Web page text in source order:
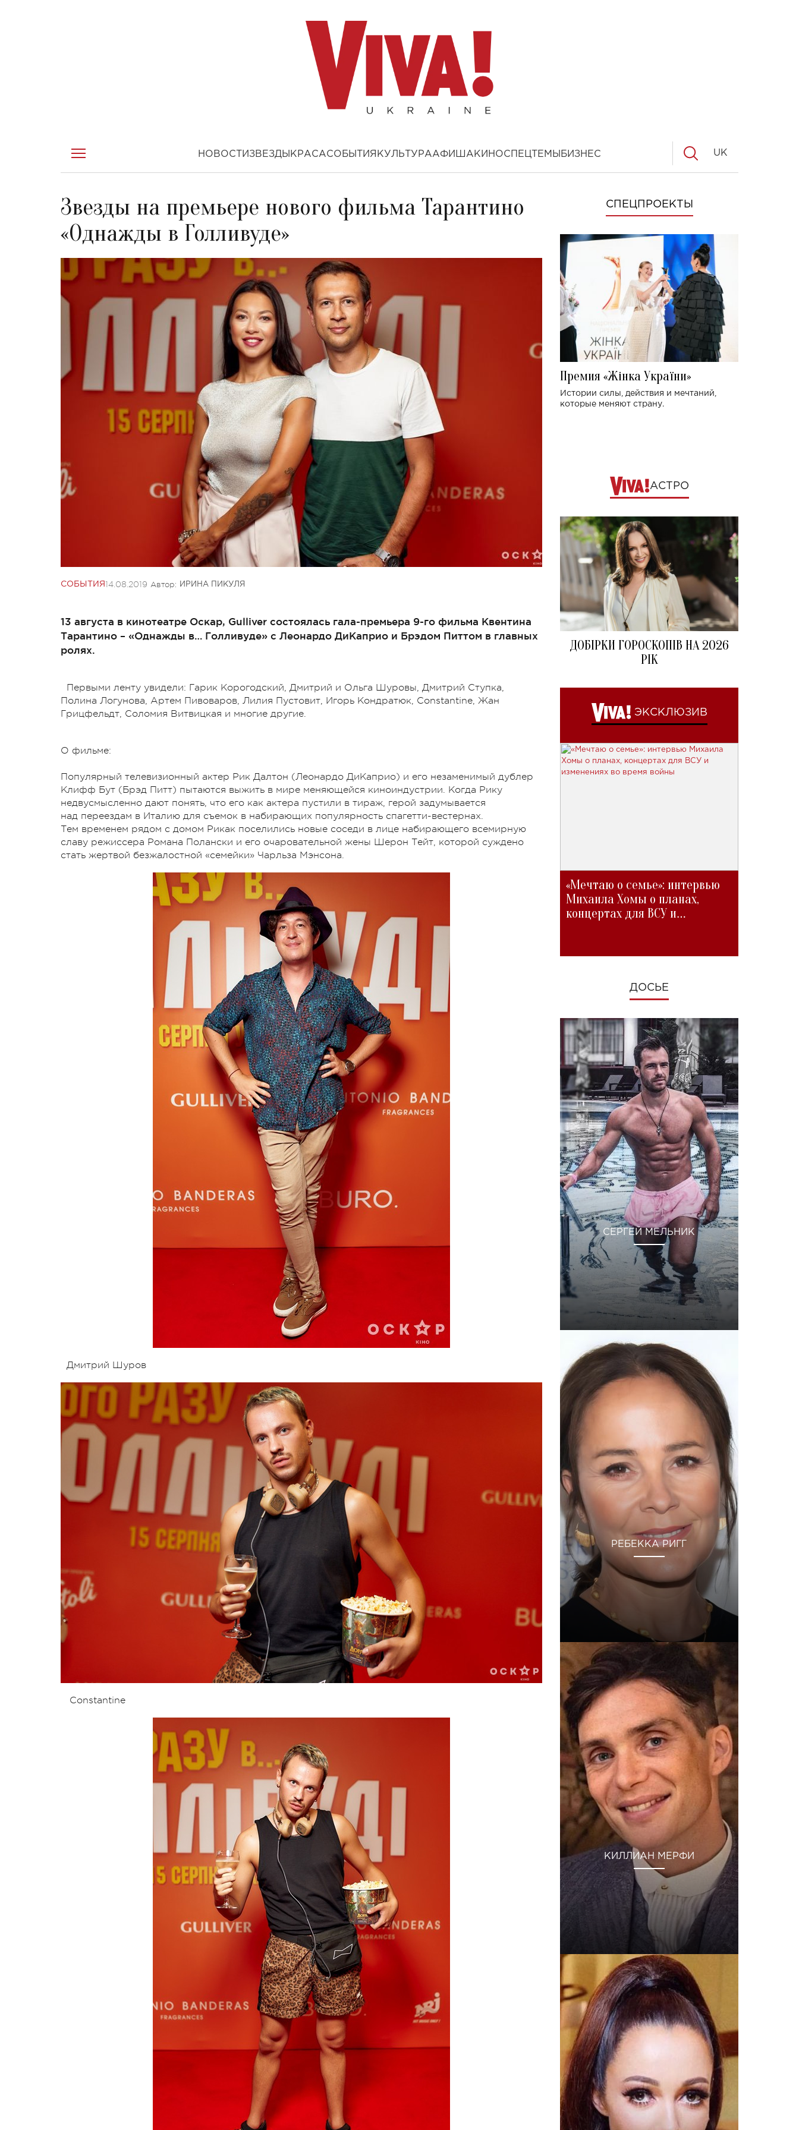
НОВОСТИ ЗВЕЗДЫ КРАСАСОБЫТИЯ КУЛЬТУРААФИША КИНОСПЕЦТЕМЫ БИЗНЕС UK
Звезды на премьере нового фильма Тарантино
«Однажды в Голливуде»
СОБЫТИЯ 14.08.2019 Автор: ИРИНА ПИКУЛЯ
13 августа в кинотеатре Оскар, Gulliver состоялась гала-премьера 9-го фильма Квентина
Тарантино – «Однажды в… Голливуде» с Леонардо ДиКаприо и Брэдом Питтом в главных
ролях.
Первыми ленту увидели: Гарик Корогодский, Дмитрий и Ольга Шуровы, Дмитрий Ступка,
Полина Логунова, Артем Пивоваров, Лилия Пустовит, Игорь Кондратюк, Constantine, Жан
Грицфельдт, Соломия Витвицкая и многие другие.
О фильме:
Популярный телевизионный актер Рик Далтон (Леонардо ДиКаприо) и его незаменимый дублер
Клифф Бут (Брэд Питт) пытаются выжить в мире меняющейся киноиндустрии. Когда Рику
недвусмысленно дают понять, что его как актера пустили в тираж, герой задумывается
над переездам в Италию для съемок в набирающих популярность спагетти-вестернах.
Тем временем рядом с домом Рикак поселились новые соседи в лице набирающего всемирную
славу режиссера Романа Полански и его очаровательной жены Шерон Тейт, которой суждено
стать жертвой безжалостной «семейки» Чарльза Мэнсона.
Дмитрий Шуров
Constantine
СПЕЦПРОЕКТЫ
Премия «Жінка України»
Истории силы, действия и мечтаний,
которые меняют страну.
АСТРО
ДОБІРКИ ГОРОСКОПІВ НА 2026
РІК
ЭКСКЛЮЗИВ
«Мечтаю о семье»: интервью
Михаила Хомы о планах,
концертах для ВСУ и
ДОСЬЕ
СЕРГЕЙ МЕЛЬНИК
РЕБЕККА РИГГ
КИЛЛИАН МЕРФИ